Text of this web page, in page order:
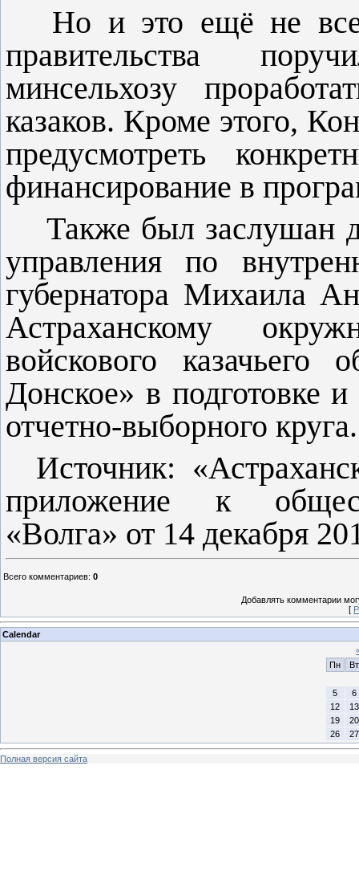
Но и это ещё не все.
правительства
минсельхозу
казаков. Кроме этого,
предусмотреть
финансирование в
Также был заслушан
управления по
губернатора Михаила
Астраханскому
войскового казачьего
Донское» в подготовке
отчетно-выборного круга.
Источник:
приложение к
«Волга» от 14 декабря
Всего комментариев: 0
Добавлять комментарии
[
Calendar
Пн
Вт
5
6
12
13
19
20
26
27
Полная версия сайта